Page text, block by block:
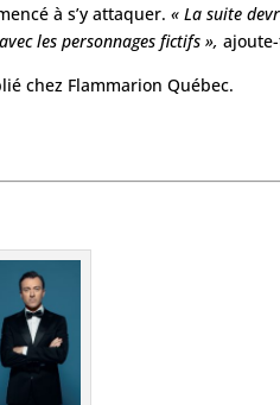
à s’y attaquer.« La suite
les personnages fictifs »,
chez Flammarion Québec.